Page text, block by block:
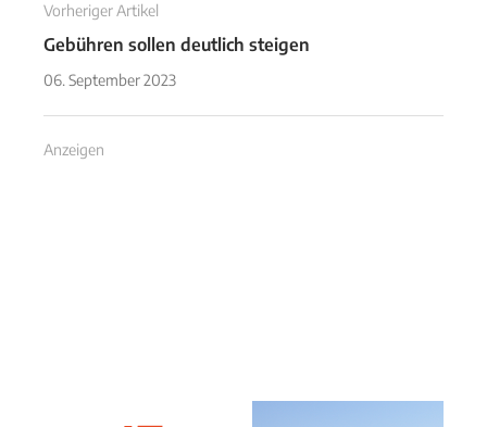
Vorheriger Artikel
Gebühren sollen deutlich steigen
06. September 2023
Anzeigen